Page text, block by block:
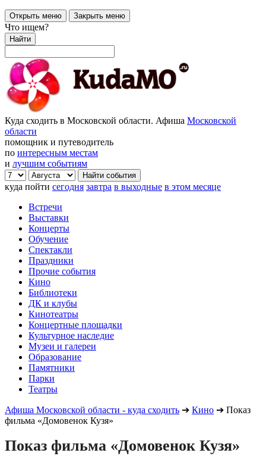
Открыть меню Закрыть меню
Что ищем?
Найти
Куда сходить в Московской области. Афиша Московской
области
помощник и путеводитель
по интересным местам
и лучшим событиям
куда пойти сегодня завтра в выходные в этом месяце
Встречи
Выставки
Концерты
Обучение
Спектакли
Праздники
Прочие события
Кино
Библиотеки
ДК и клубы
Кинотеатры
Концертные площадки
Культурное наследие
Музеи и галереи
Образование
Памятники
Парки
Театры
Афиша Московской области - куда сходить ➔ Кино ➔ Показ
фильма «Домовенок Кузя»
Показ фильма «Домовенок Кузя»